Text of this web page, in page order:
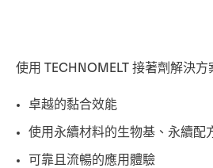
使用 TECHNOMELT 接著劑解決方
卓越的黏合效能
使用永續材料的生物基、永續配
可靠且流暢的應用體驗